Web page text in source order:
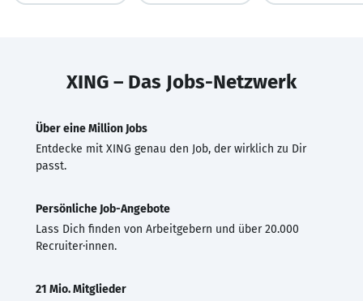
XING – Das Jobs-Netzwerk
Über eine Million Jobs
Entdecke mit XING genau den Job, der wirklich zu Dir
passt.
Persönliche Job-Angebote
Lass Dich finden von Arbeitgebern und über 20.000
Recruiter·innen.
21 Mio. Mitglieder